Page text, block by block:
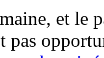
et le
pas